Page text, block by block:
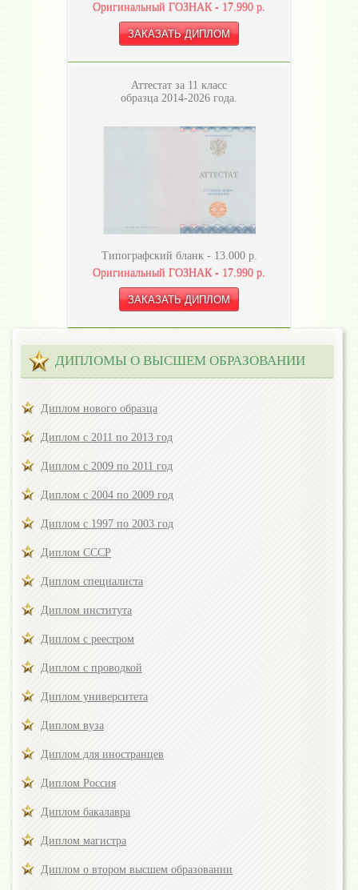
Оригинальный ГОЗНАК - 17.990 р.
Аттестат за 11 класс
образца 2014-2026 года.
Типографский бланк - 13.000р.
Оригинальный ГОЗНАК - 17.990 р.
ДИПЛОМЫ О ВЫСШЕМ ОБРАЗОВАНИИ
Диплом нового образца
Диплом с 2011 по 2013 год
Диплом с 2009 по 2011 год
Диплом с 2004 по 2009 год
Диплом с 1997 по 2003 год
Диплом СССР
Диплом специалиста
Диплом института
Диплом с реестром
Диплом с проводкой
Диплом университета
Диплом вуза
Диплом для иностранцев
Диплом Россия
Диплом бакалавра
Диплом магистра
Диплом о втором высшем образовании